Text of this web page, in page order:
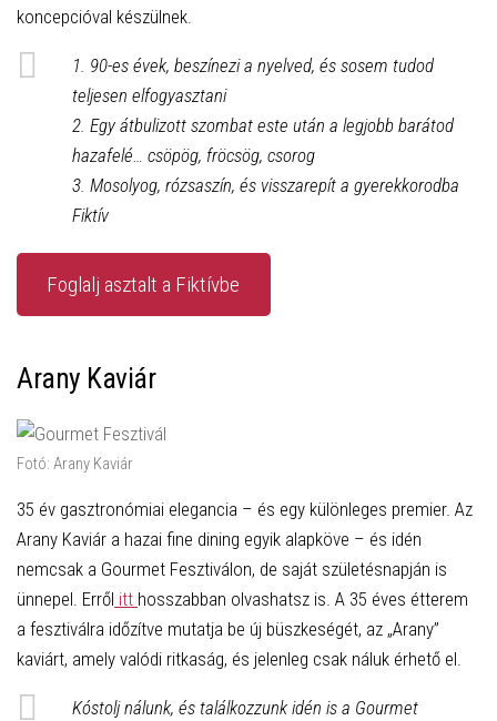
koncepcióval készülnek.
1. 90-es évek, beszínezi a nyelved, és sosem tudod
teljesen elfogyasztani
2. Egy átbulizott szombat este után a legjobb barátod
hazafelé… csöpög, fröcsög, csorog
3. Mosolyog, rózsaszín, és visszarepít a gyerekkorodba
Fiktív
Foglalj asztalt a Fiktívbe
Arany Kaviár
Fotó: Arany Kaviár
35 év gasztronómiai elegancia – és egy különleges premier. Az
Arany Kaviár a hazai fine dining egyik alapköve – és idén
nemcsak a Gourmet Fesztiválon, de saját születésnapján is
ünnepel. Erről itt hosszabban olvashatsz is. A 35 éves étterem
a fesztiválra időzítve mutatja be új büszkeségét, az „Arany”
kaviárt, amely valódi ritkaság, és jelenleg csak náluk érhető el.
Kóstolj nálunk, és találkozzunk idén is a Gourmet